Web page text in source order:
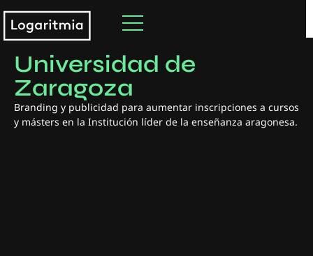
# Publi y comunicación
Universidad de
Zaragoza
Branding y publicidad para aumentar inscripciones a cursos
y másters en la Institución líder de la enseñanza aragonesa.